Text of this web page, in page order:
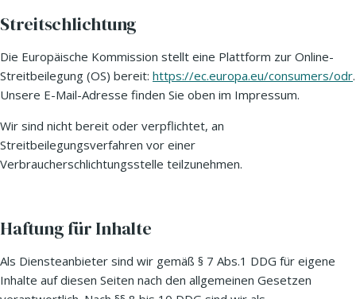
Streitschlichtung
Die Europäische Kommission stellt eine Plattform zur Online-
Streitbeilegung (OS) bereit: https://ec.europa.eu/consumers/odr.
Unsere E-Mail-Adresse finden Sie oben im Impressum.
Wir sind nicht bereit oder verpflichtet, an
Streitbeilegungsverfahren vor einer
Verbraucherschlichtungsstelle teilzunehmen.
Haftung für Inhalte
Als Diensteanbieter sind wir gemäß § 7 Abs.1 DDG für eigene
Inhalte auf diesen Seiten nach den allgemeinen Gesetzen